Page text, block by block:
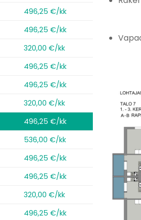
496,25 €/kk
496,25 €/kk
320,00 €/kk
496,25 €/kk
496,25 €/kk
320,00 €/kk
496,25 €/kk
536,00 €/kk
496,25 €/kk
496,25 €/kk
320,00 €/kk
496,25 €/kk